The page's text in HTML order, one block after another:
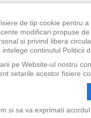
de tip cookie pentru
modificari propuse
si privind libera
continutul Politicii
pe Website-ul nostru
setarile acestor fisiere
si sa va exprimati